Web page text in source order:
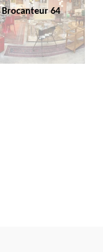
Brocanteur 64